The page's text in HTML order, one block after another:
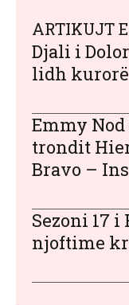
ARTIKUJT
Djali i
lidh
Emmy
trondit
Bravo –
Sezoni 17
njoftime